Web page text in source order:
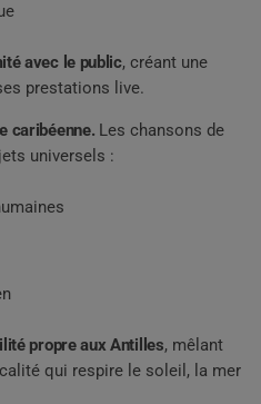
avec le public, créant une
prestations live.
caribéenne. Les chansons de
universels :
propre aux Antilles, mêlant
qui respire le soleil, la mer